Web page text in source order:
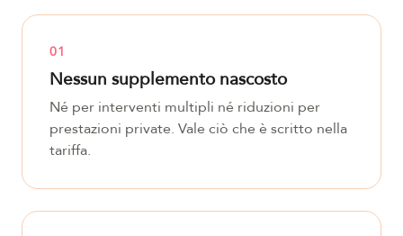
01
Nessun supplemento nascosto
Né per interventi multipli né riduzioni per
prestazioni private. Vale ciò che è scritto nella
tariffa.